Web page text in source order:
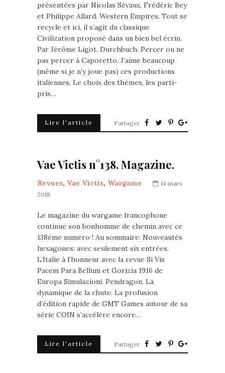
présentées par Nicolas Sévaux, Frédéric Bey
et Philippe Allard. Western Empires. Tout se
recycle et ici, il s’agit du classique
Civilization proposé dans un bien bel écrin.
Par Jérôme Ligot. Durchbuch. Percer ou ne
pas percer à Caporetto. J’aime beaucoup
(même si je n’y joue pas) ces productions
italiennes. Le choix des thèmes, les parti-
pris…
Lire l'article Partager
Vae Victis n°138. Magazine.
Revues, Vae Victis, Wargame
14 mars
2018
Le magazine du wargame francophone
continue son bonhomme de chemin avec ce
138ème numéro ! Au sommaire: Nouveautés
hexagones: avec seulement six entrées.
L’Italie à l’honneur avec la revue Si Vis
Pacem Para Bellum et Gorizia 1916 de
Europa Simulazioni. Pendragon. La
dynamique de la chute. La profusion
d’édition rapide de GMT Games autour de sa
série COIN s’accélère encore…
Lire l'article Partager